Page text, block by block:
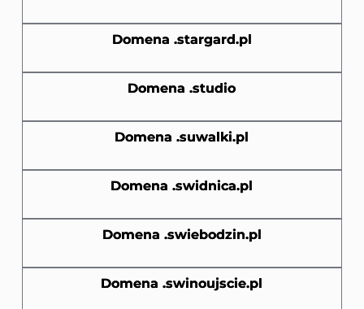
Domena .stargard.pl
Domena .studio
Domena .suwalki.pl
Domena .swidnica.pl
Domena .swiebodzin.pl
Domena .swinoujscie.pl